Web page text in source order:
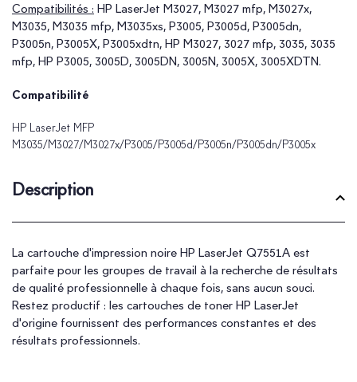
Compatibilités : HP LaserJet M3027, M3027 mfp, M3027x,
M3035, M3035 mfp, M3035xs, P3005, P3005d, P3005dn,
P3005n, P3005X, P3005xdtn, HP M3027, 3027 mfp, 3035, 3035
mfp, HP P3005, 3005D, 3005DN, 3005N, 3005X, 3005XDTN.
Compatibilité
HP LaserJet MFP
M3035/M3027/M3027x/P3005/P3005d/P3005n/P3005dn/P3005x
Description
La cartouche d'impression noire HP LaserJet Q7551A est
parfaite pour les groupes de travail à la recherche de résultats
de qualité professionnelle à chaque fois, sans aucun souci.
Restez productif : les cartouches de toner HP LaserJet
d'origine fournissent des performances constantes et des
résultats professionnels.